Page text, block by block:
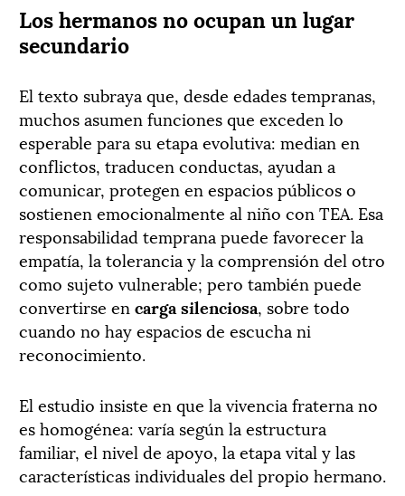
Los hermanos no ocupan un lugar
secundario
El texto subraya que, desde edades tempranas,
muchos asumen funciones que exceden lo
esperable para su etapa evolutiva: median en
conflictos, traducen conductas, ayudan a
comunicar, protegen en espacios públicos o
sostienen emocionalmente al niño con TEA. Esa
responsabilidad temprana puede favorecer la
empatía, la tolerancia y la comprensión del otro
como sujeto vulnerable; pero también puede
convertirse en carga silenciosa, sobre todo
cuando no hay espacios de escucha ni
reconocimiento.
El estudio insiste en que la vivencia fraterna no
es homogénea: varía según la estructura
familiar, el nivel de apoyo, la etapa vital y las
características individuales del propio hermano.